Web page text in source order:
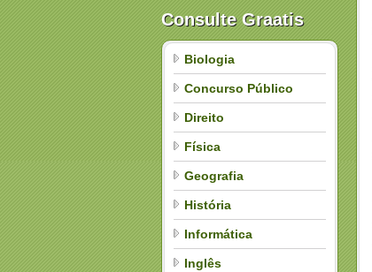
Consulte Graatis
Biologia
Concurso Público
Direito
Física
Geografia
História
Informática
Inglês